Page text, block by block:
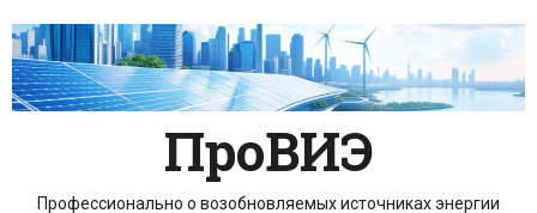
содержимому
ПроВИЭ
Профессионально о возобновляемых источниках энергии